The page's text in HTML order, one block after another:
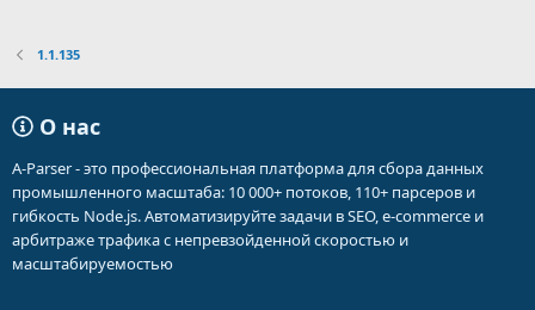
1.1.135
О нас
A-Parser - это профессиональная платформа для сбора данных
промышленного масштаба: 10 000+ потоков, 110+ парсеров и
гибкость Node.js. Автоматизируйте задачи в SEO, e-commerce и
арбитраже трафика с непревзойденной скоростью и
масштабируемостью